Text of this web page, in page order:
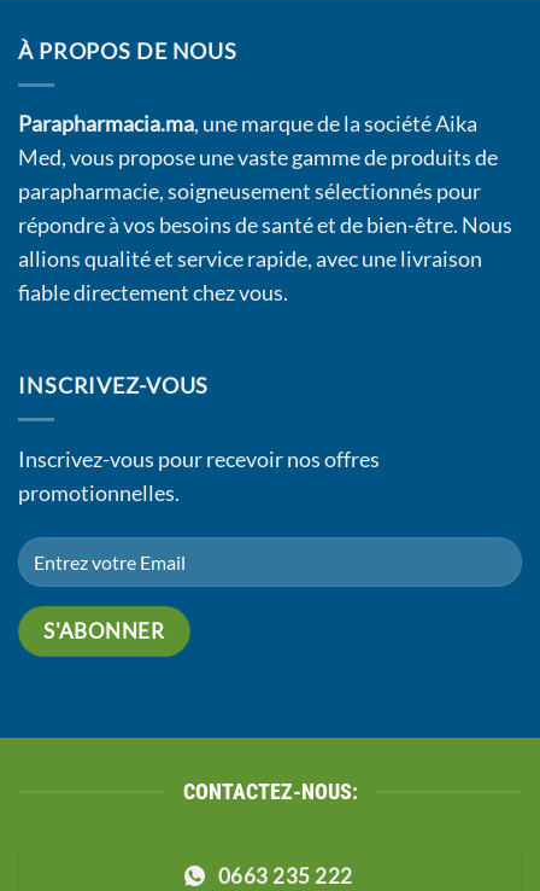
À PROPOS DE NOUS
Parapharmacia.ma, une marque de la société Aika
Med, vous propose une vaste gamme de produits de
parapharmacie, soigneusement sélectionnés pour
répondre à vos besoins de santé et de bien-être. Nous
allions qualité et service rapide, avec une livraison
fiable directement chez vous.
INSCRIVEZ-VOUS
Inscrivez-vous pour recevoir nos offres
promotionnelles.
CONTACTEZ-NOUS:
0663 235 222